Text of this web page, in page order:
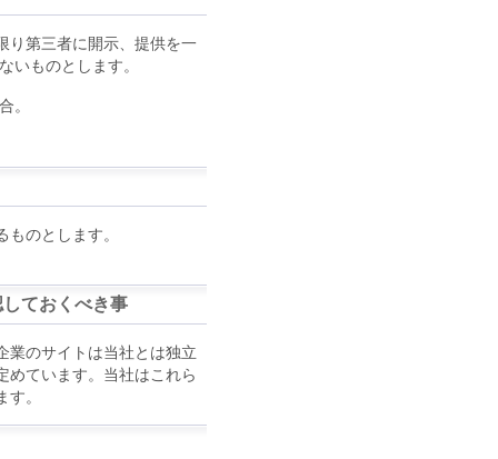
り第三者に開示、提供を一
いものとします。
。
のとします。
ておくべき事
業のサイトは当社とは独立
めています。当社はこれら
。